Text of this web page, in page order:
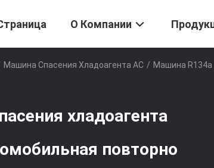
О Компании
Машина Спасения Хладоагента AC / Машина R134a
хладоагента
повторно